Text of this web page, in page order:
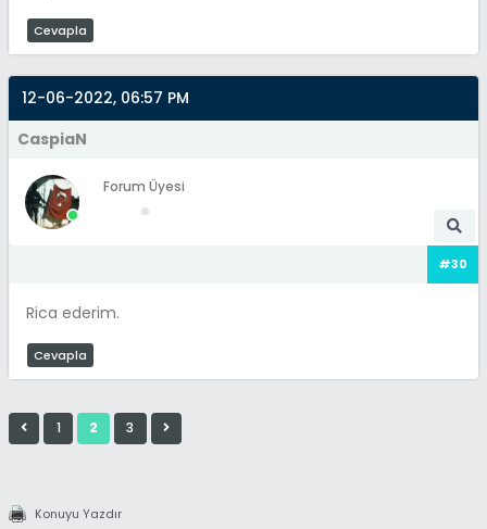
Cevapla
12-06-2022, 06:57 PM
CaspiaN
Forum Üyesi
#30
Rica ederim.
Cevapla
1 2 3
Konuyu Yazdır